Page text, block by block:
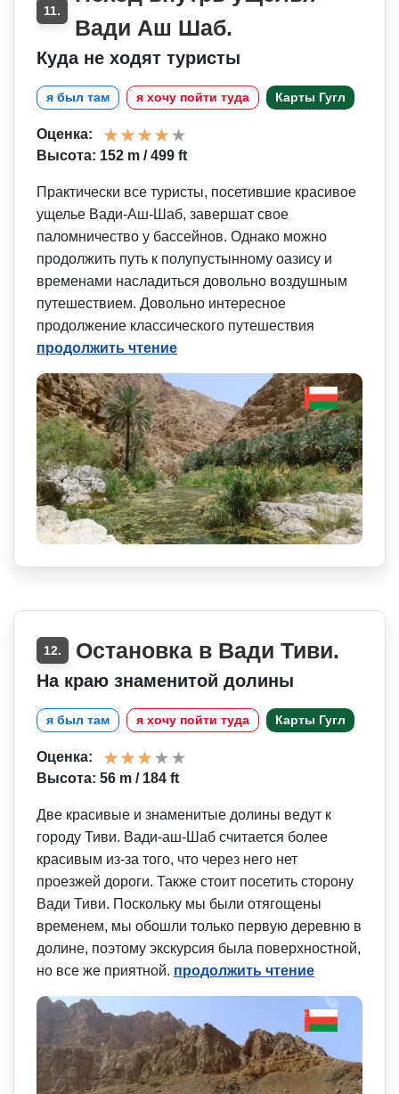
11.
Вади Аш Шаб.
Куда не ходят туристы
я был там я хочу пойти туда Карты Гугл
Оценка:
Высота: 152 m / 499 ft
Практически все туристы, посетившие красивое
ущелье Вади-Аш-Шаб, завершат свое
паломничество у бассейнов. Однако можно
продолжить путь к полупустынному оазису и
временами насладиться довольно воздушным
путешествием. Довольно интересное
продолжение классического путешествия
продолжить чтение
12. Остановка в Вади Тиви.
На краю знаменитой долины
я был там я хочу пойти туда Карты Гугл
Оценка:
Высота: 56 m / 184 ft
Две красивые и знаменитые долины ведут к
городу Тиви. Вади-аш-Шаб считается более
красивым из-за того, что через него нет
проезжей дороги. Также стоит посетить сторону
Вади Тиви. Поскольку мы были отягощены
временем, мы обошли только первую деревню в
долине, поэтому экскурсия была поверхностной,
но все же приятной. продолжить чтение